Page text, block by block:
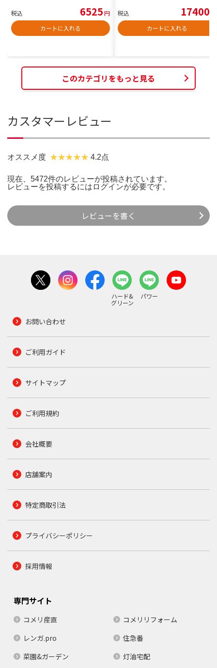
税込 6525円
カートに入れる
税込 17400
カートに入れる
このカテゴリをもっと見る
カスタマーレビュー
オススメ度 4.2点
現在、5472件のレビューが投稿されています。
レビューを投稿するには ログインが必要です。
レビューを書く
ハード&
グリーン
パワー
お問い合わせ
ご利用ガイド
サイトマップ
ご利用規約
会社概要
店舗案内
特定商取引法
プライバシーポリシー
採用情報
専門サイト
コメリ産直
コメリリフォーム
レンガ.pro
住急番
菜園&ガーデン
灯油宅配